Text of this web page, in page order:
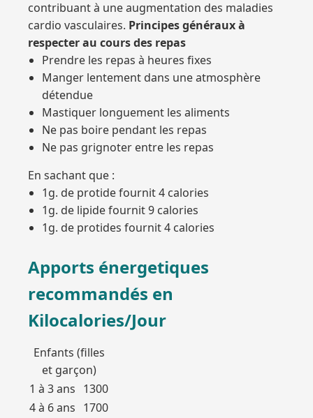
contribuant à une augmentation des maladies
cardio vasculaires. Principes généraux à
respecter au cours des repas
Prendre les repas à heures fixes
Manger lentement dans une atmosphère
détendue
Mastiquer longuement les aliments
Ne pas boire pendant les repas
Ne pas grignoter entre les repas
En sachant que :
1g. de protide fournit 4 calories
1g. de lipide fournit 9 calories
1g. de protides fournit 4 calories
Apports énergetiques
recommandés en
Kilocalories/Jour
Enfants (filles
et garçon)
1 à 3 ans 1300
4 à 6 ans 1700